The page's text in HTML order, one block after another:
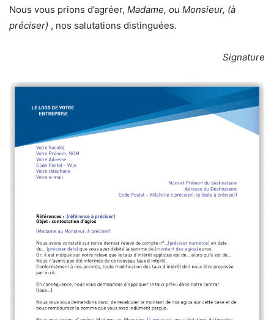
Nous vous prions d’agréer, Madame, ou Monsieur, (à
préciser) , nos salutations distinguées.
Signature